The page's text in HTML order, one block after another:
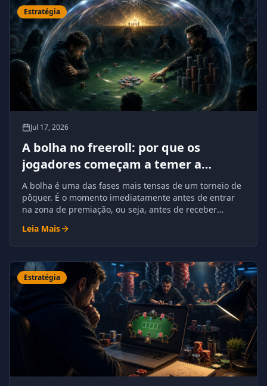
Estratégia
Jul 17, 2026
A bolha no freeroll: por que os
jogadores começam a temer a
eliminação
A bolha é uma das fases mais tensas de um torneio de
pôquer. É o momento imediatamente antes de entrar
na zona de premiação, ou seja, antes de receber
Leia Mais
Estratégia